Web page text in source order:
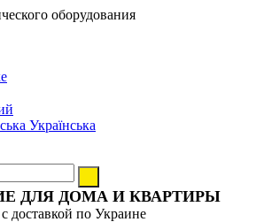
оборудования
Українська
ДЛЯ ДОМА И КВАРТИРЫ
доставкой по Украине